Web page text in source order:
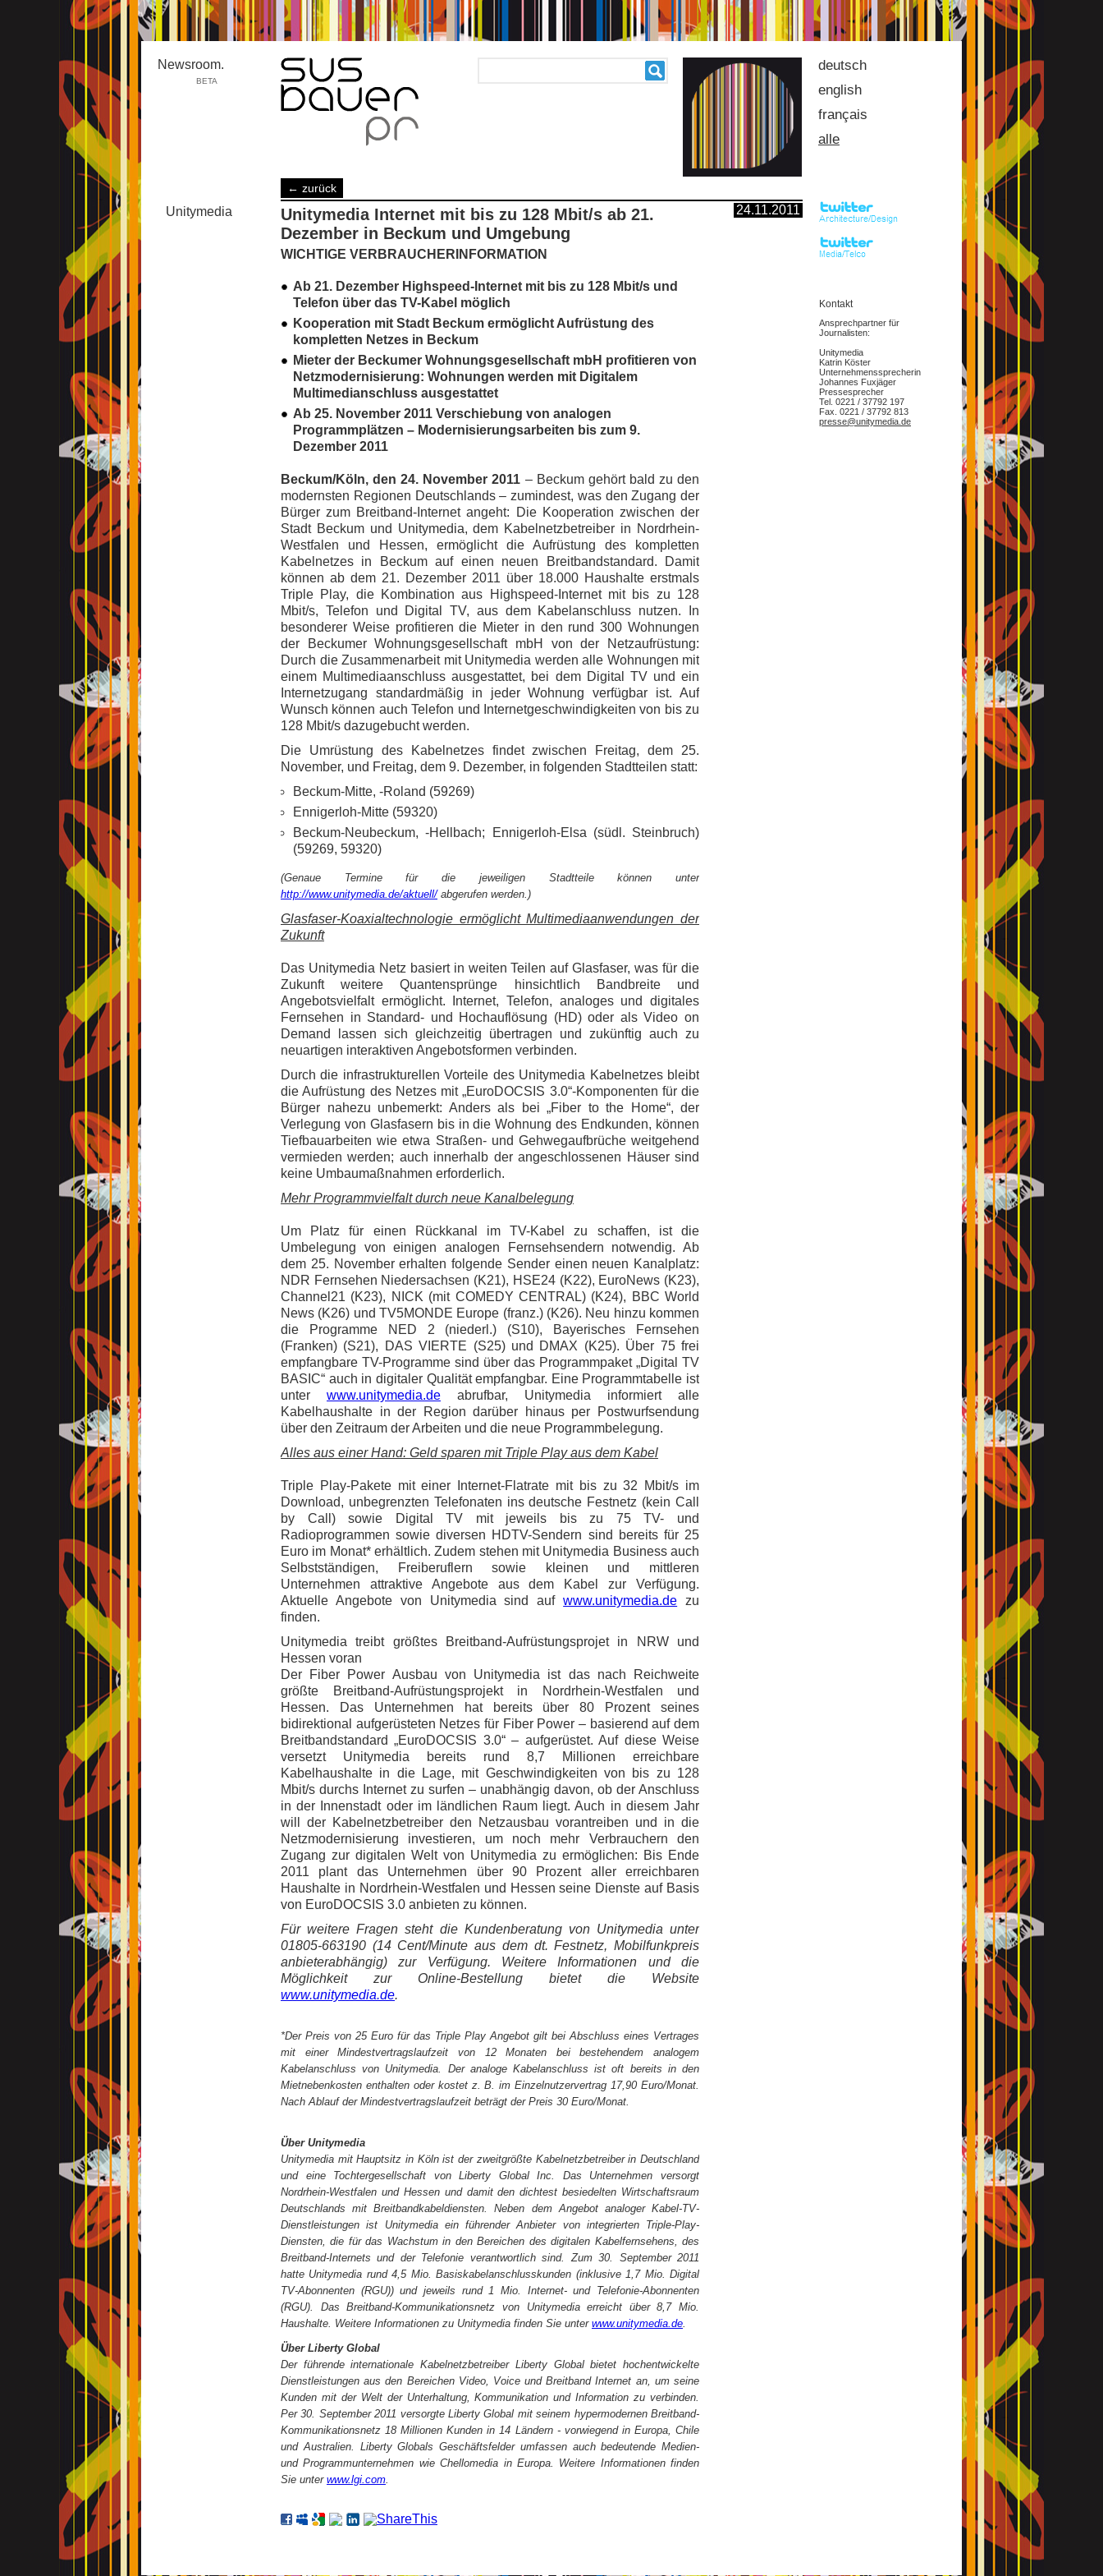
Newsroom.
BETA
deutsch
english
français
alle
alle
Sprachen
← zurück
Unitymedia
Unitymedia Internet mit bis zu 128 Mbit/s ab 21.
Dezember in Beckum und Umgebung
WICHTIGE VERBRAUCHERINFORMATION
Ab 21. Dezember Highspeed-Internet mit bis zu 128 Mbit/s und
Telefon über das TV-Kabel möglich
Kooperation mit Stadt Beckum ermöglicht Aufrüstung des
kompletten Netzes in Beckum
Mieter der Beckumer Wohnungsgesellschaft mbH profitieren von
Netzmodernisierung: Wohnungen werden mit Digitalem
Multimedianschluss ausgestattet
Ab 25. November 2011 Verschiebung von analogen
Programmplätzen – Modernisierungsarbeiten bis zum 9.
Dezember 2011
Beckum/Köln, den 24. November 2011 – Beckum gehört bald zu den
modernsten Regionen Deutschlands – zumindest, was den Zugang der
Bürger zum Breitband-Internet angeht: Die Kooperation zwischen der
Stadt Beckum und Unitymedia, dem Kabelnetzbetreiber in Nordrhein-
Westfalen und Hessen, ermöglicht die Aufrüstung des kompletten
Kabelnetzes in Beckum auf einen neuen Breitbandstandard. Damit
können ab dem 21. Dezember 2011 über 18.000 Haushalte erstmals
Triple Play, die Kombination aus Highspeed-Internet mit bis zu 128
Mbit/s, Telefon und Digital TV, aus dem Kabelanschluss nutzen. In
besonderer Weise profitieren die Mieter in den rund 300 Wohnungen
der Beckumer Wohnungsgesellschaft mbH von der Netzaufrüstung:
Durch die Zusammenarbeit mit Unitymedia werden alle Wohnungen mit
einem Multimediaanschluss ausgestattet, bei dem Digital TV und ein
Internetzugang standardmäßig in jeder Wohnung verfügbar ist. Auf
Wunsch können auch Telefon und Internetgeschwindigkeiten von bis zu
128 Mbit/s dazugebucht werden.
Die Umrüstung des Kabelnetzes findet zwischen Freitag, dem 25.
November, und Freitag, dem 9. Dezember, in folgenden Stadtteilen statt:
Beckum-Mitte, -Roland (59269)
Ennigerloh-Mitte (59320)
Beckum-Neubeckum, -Hellbach; Ennigerloh-Elsa (südl. Steinbruch)
(59269, 59320)
(Genaue Termine für die jeweiligen Stadtteile können unter
http://www.unitymedia.de/aktuell/abgerufen werden.)
Glasfaser-Koaxialtechnologie ermöglicht Multimediaanwendungen der
Zukunft
Das Unitymedia Netz basiert in weiten Teilen auf Glasfaser, was für die
Zukunft weitere Quantensprünge hinsichtlich Bandbreite und
Angebotsvielfalt ermöglicht. Internet, Telefon, analoges und digitales
Fernsehen in Standard- und Hochauflösung (HD) oder als Video on
Demand lassen sich gleichzeitig übertragen und zukünftig auch zu
neuartigen interaktiven Angebotsformen verbinden.
Durch die infrastrukturellen Vorteile des Unitymedia Kabelnetzes bleibt
die Aufrüstung des Netzes mit „EuroDOCSIS 3.0“-Komponenten für die
Bürger nahezu unbemerkt: Anders als bei „Fiber to the Home“, der
Verlegung von Glasfasern bis in die Wohnung des Endkunden, können
Tiefbauarbeiten wie etwa Straßen- und Gehwegaufbrüche weitgehend
vermieden werden; auch innerhalb der angeschlossenen Häuser sind
keine Umbaumaßnahmen erforderlich.
Mehr Programmvielfalt durch neue Kanalbelegung
Um Platz für einen Rückkanal im TV-Kabel zu schaffen, ist die
Umbelegung von einigen analogen Fernsehsendern notwendig. Ab
dem 25. November erhalten folgende Sender einen neuen Kanalplatz:
NDR Fernsehen Niedersachsen (K21), HSE24 (K22), EuroNews (K23),
Channel21 (K23), NICK (mit COMEDY CENTRAL) (K24), BBC World
News (K26) und TV5MONDE Europe (franz.) (K26). Neu hinzu kommen
die Programme NED 2 (niederl.) (S10), Bayerisches Fernsehen
(Franken) (S21), DAS VIERTE (S25) und DMAX (K25). Über 75 frei
empfangbare TV-Programme sind über das Programmpaket „Digital TV
BASIC“ auch in digitaler Qualität empfangbar. Eine Programmtabelle ist
unter www.unitymedia.de abrufbar, Unitymedia informiert alle
Kabelhaushalte in der Region darüber hinaus per Postwurfsendung
über den Zeitraum der Arbeiten und die neue Programmbelegung.
Alles aus einer Hand: Geld sparen mit Triple Play aus dem Kabel
Triple Play-Pakete mit einer Internet-Flatrate mit bis zu 32 Mbit/s im
Download, unbegrenzten Telefonaten ins deutsche Festnetz (kein Call
by Call) sowie Digital TV mit jeweils bis zu 75 TV- und
Radioprogrammen sowie diversen HDTV-Sendern sind bereits für 25
Euro im Monat* erhältlich. Zudem stehen mit Unitymedia Business auch
Selbstständigen, Freiberuflern sowie kleinen und mittleren
Unternehmen attraktive Angebote aus dem Kabel zur Verfügung.
Aktuelle Angebote von Unitymedia sind aufwww.unitymedia.de zu
finden.
Unitymedia treibt größtes Breitband-Aufrüstungsprojet in NRW und
Hessen voran
Der Fiber Power Ausbau von Unitymedia ist das nach Reichweite
größte Breitband-Aufrüstungsprojekt in Nordrhein-Westfalen und
Hessen. Das Unternehmen hat bereits über 80 Prozent seines
bidirektional aufgerüsteten Netzes für Fiber Power – basierend auf dem
Breitbandstandard „EuroDOCSIS 3.0“ – aufgerüstet. Auf diese Weise
versetzt Unitymedia bereits rund 8,7 Millionen erreichbare
Kabelhaushalte in die Lage, mit Geschwindigkeiten von bis zu 128
Mbit/s durchs Internet zu surfen – unabhängig davon, ob der Anschluss
in der Innenstadt oder im ländlichen Raum liegt. Auch in diesem Jahr
will der Kabelnetzbetreiber den Netzausbau vorantreiben und in die
Netzmodernisierung investieren, um noch mehr Verbrauchern den
Zugang zur digitalen Welt von Unitymedia zu ermöglichen: Bis Ende
2011 plant das Unternehmen über 90 Prozent aller erreichbaren
Haushalte in Nordrhein-Westfalen und Hessen seine Dienste auf Basis
von EuroDOCSIS 3.0 anbieten zu können.
Für weitere Fragen steht die Kundenberatung von Unitymedia unter
01805-663190 (14 Cent/Minute aus dem dt. Festnetz, Mobilfunkpreis
anbieterabhängig) zur Verfügung. Weitere Informationen und die
Möglichkeit zur Online-Bestellung bietet die Website
www.unitymedia.de.
*Der Preis von 25 Euro für das Triple Play Angebot gilt bei Abschluss eines Vertrages
mit einer Mindestvertragslaufzeit von 12 Monaten bei bestehendem analogem
Kabelanschluss von Unitymedia. Der analoge Kabelanschluss ist oft bereits in den
Mietnebenkosten enthalten oder kostet z. B. im Einzelnutzervertrag 17,90 Euro/Monat.
Nach Ablauf der Mindestvertragslaufzeit beträgt der Preis 30 Euro/Monat.
Über Unitymedia
Unitymedia mit Hauptsitz in Köln ist der zweitgrößte Kabelnetzbetreiber in Deutschland
und eine Tochtergesellschaft von Liberty Global Inc. Das Unternehmen versorgt
Nordrhein-Westfalen und Hessen und damit den dichtest besiedelten Wirtschaftsraum
Deutschlands mit Breitbandkabeldiensten. Neben dem Angebot analoger Kabel-TV-
Dienstleistungen ist Unitymedia ein führender Anbieter von integrierten Triple-Play-
Diensten, die für das Wachstum in den Bereichen des digitalen Kabelfernsehens, des
Breitband-Internets und der Telefonie verantwortlich sind. Zum 30. September 2011
hatte Unitymedia rund 4,5 Mio. Basiskabelanschlusskunden (inklusive 1,7 Mio. Digital
TV-Abonnenten (RGU)) und jeweils rund 1 Mio. Internet- und Telefonie-Abonnenten
(RGU). Das Breitband-Kommunikationsnetz von Unitymedia erreicht über 8,7 Mio.
Haushalte. Weitere Informationen zu Unitymedia finden Sie unter www.unitymedia.de.
Über Liberty Global
Der führende internationale Kabelnetzbetreiber Liberty Global bietet hochentwickelte
Dienstleistungen aus den Bereichen Video, Voice und Breitband Internet an, um seine
Kunden mit der Welt der Unterhaltung, Kommunikation und Information zu verbinden.
Per 30. September 2011 versorgte Liberty Global mit seinem hypermodernen Breitband-
Kommunikationsnetz 18 Millionen Kunden in 14 Ländern - vorwiegend in Europa, Chile
und Australien. Liberty Globals Geschäftsfelder umfassen auch bedeutende Medien-
und Programmunternehmen wie Chellomedia in Europa. Weitere Informationen finden
Sie unter www.lgi.com.
24.11.2011
Kontakt
Ansprechpartner für
Journalisten:
Unitymedia
Katrin Köster
Unternehmenssprecherin
Johannes Fuxjäger
Pressesprecher
Tel. 0221 / 37792 197
Fax. 0221 / 37792 813
presse@unitymedia.de